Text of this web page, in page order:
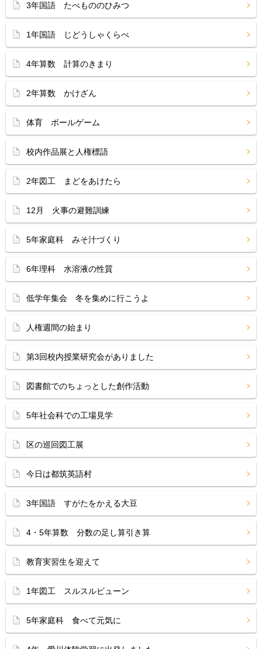
3年国語 たべもののひみつ
1年国語 じどうしゃくらべ
4年算数 計算のきまり
2年算数 かけざん
体育 ボールゲーム
校内作品展と人権標語
2年図工 まどをあけたら
12月 火事の避難訓練
5年家庭科 みそ汁づくり
6年理科 水溶液の性質
低学年集会 冬を集めに行こうよ
人権週間の始まり
第3回校内授業研究会がありました
図書館でのちょっとした創作活動
5年社会科での工場見学
区の巡回図工展
今日は都筑英語村
3年国語 すがたをかえる大豆
4・5年算数 分数の足し算引き算
教育実習生を迎えて
1年図工 スルスルビューン
5年家庭科 食べて元気に